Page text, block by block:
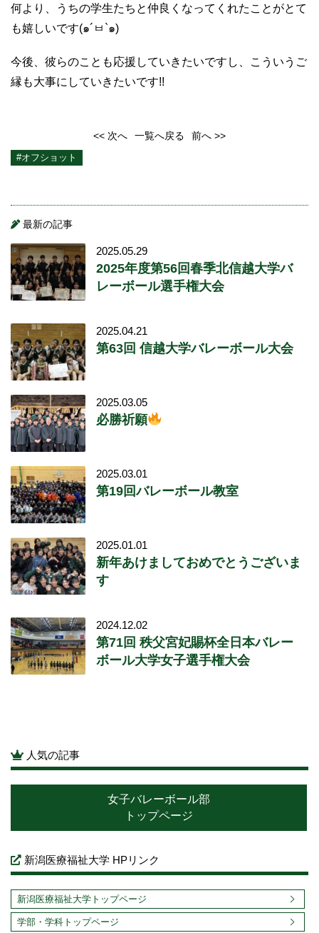
何より、うちの学生たちと仲良くなってくれたことがとて
も嬉しいです(๑´ㅂ`๑)
今後、彼らのことも応援していきたいですし、こういうご
縁も大事にしていきたいです!!
<< 次へ 一覧へ戻る 前へ >>
#オフショット
最新の記事
2025.05.29
2025年度第56回春季北信越大学バ
レーボール選手権大会
2025.04.21
第63回 信越大学バレーボール大会
2025.03.05
必勝祈願
2025.03.01
第19回バレーボール教室
2025.01.01
新年あけましておめでとうございま
す
2024.12.02
第71回 秩父宮妃賜杯全日本バレー
ボール大学女子選手権大会
人気の記事
女子バレーボール部
トップページ
新潟医療福祉大学 HPリンク
新潟医療福祉大学トップページ
学部・学科トップページ